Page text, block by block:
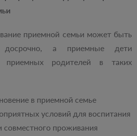
приемной семьи может быть
досрочно, а приемные дети
родителей в таких
в приемной семье
условий для воспитания
совместного проживания